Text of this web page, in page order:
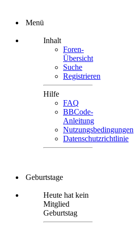
Menü
Inhalt
Foren-
Übersicht
Suche
Registrieren
Hilfe
FAQ
BBCode-
Anleitung
Nutzungsbedingungen
Datenschutzrichtlinie
Geburtstage
Heute hat kein
Mitglied
Geburtstag